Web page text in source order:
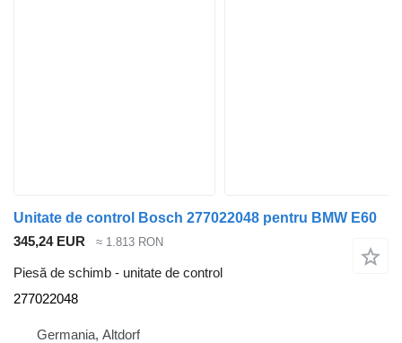
Unitate de control Bosch 277022048 pentru BMW E60
345,24 EUR
≈ 1.813 RON
Piesă de schimb - unitate de control
277022048
Germania, Altdorf